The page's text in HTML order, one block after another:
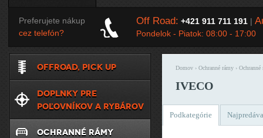
Tuning
Preferujete nákup
cez telefón?
Off Road: +421 911 711 191|
Pondelok - Piatok: 08:00 - 17:00
Domov› Ochranné rámy› Ochranné
IVECO
Podkategórie
OFFROAD, PICK UP
DOPLNKY PRE
POĽOVNÍKOV A RYBÁROV
OCHRANNÉ RÁMY